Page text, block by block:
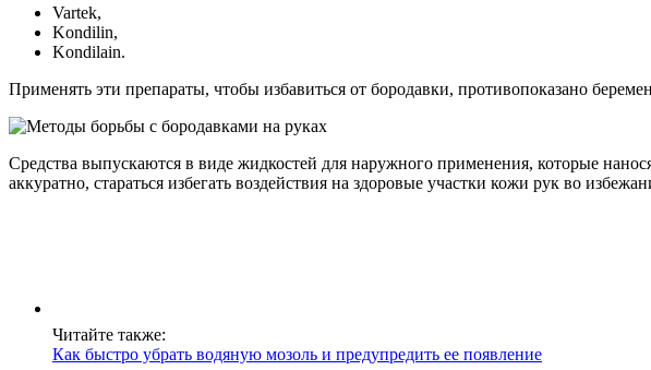
Vartek,
Kondilin,
Kondilain.
Применять эти препараты, чтобы избавиться от бородавки, противопоказано
Средства выпускаются в виде жидкостей для наружного применения, которые
аккуратно, стараться избегать воздействия на здоровые участки кожи рук во
Читайте также:
Как быстро убрать водяную мозоль и предупредить ее появление